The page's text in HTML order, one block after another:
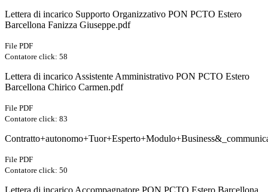
Lettera di incarico Supporto Organizzativo PON PCTO Estero
Barcellona Fanizza Giuseppe.pdf
File PDF
Contatore click: 58
Lettera di incarico Assistente Amministrativo PON PCTO Estero
Barcellona Chirico Carmen.pdf
File PDF
Contatore click: 83
File PDF
Contatore click: 50
Lettera di incarico Accompagnatore PON PCTO Estero Barcellona